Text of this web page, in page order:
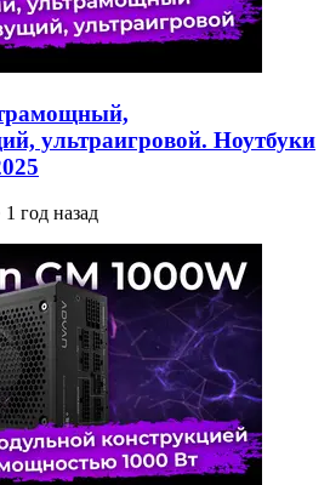
ультраигровой. Ноутбуки
1 год назад